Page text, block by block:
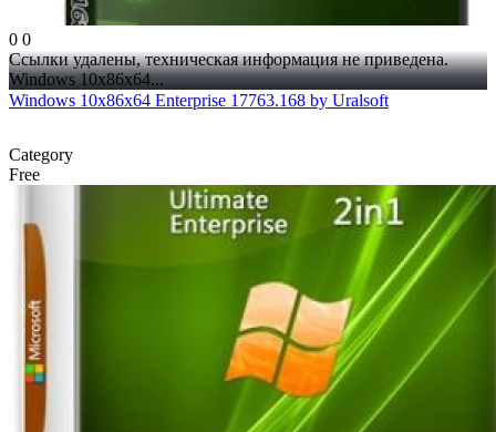
0 0
Ссылки удалены, техническая информация не приведена.
Windows 10x86x64...
Windows 10x86x64 Enterprise 17763.168 by Uralsoft
Category
Free